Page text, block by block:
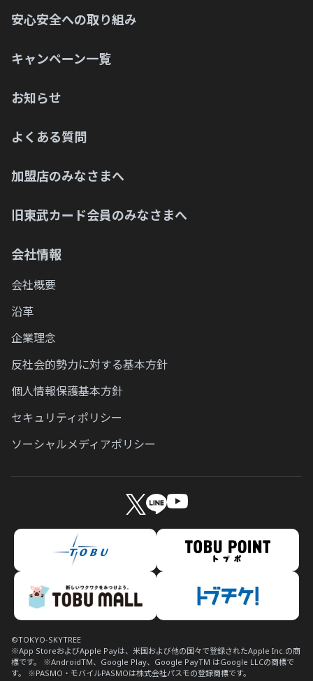
安心安全への取り組み
キャンペーン一覧
お知らせ
よくある質問
加盟店のみなさまへ
旧東武カード会員のみなさまへ
会社情報
会社概要
沿革
企業理念
反社会的勢力に対する基本方針
個人情報保護基本方針
セキュリティポリシー
ソーシャルメディアポリシー
©TOKYO-SKYTREE
※App StoreおよびApple Payは、米国および他の国々で登録されたApple Inc.の商
標です。
※AndroidTM、Google Play、Google PayTM はGoogle LLCの商標で
す。
※PASMO・モバイルPASMOは株式会社パスモの登録商標です。